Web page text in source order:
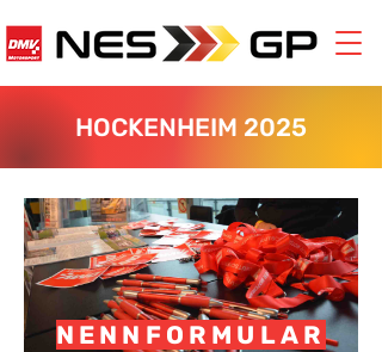
HOCKENHEIM 2025
NENNFORMULAR